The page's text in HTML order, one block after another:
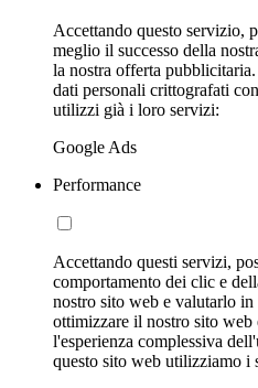
Accettando questo servizio,
meglio il successo della
la nostra offerta
dati personali crittografati
utilizzi già i loro servizi:
Google Ads
Performance
Accettando questi servizi,
comportamento dei clic e
nostro sito web e valutarlo
ottimizzare il nostro sito
l'esperienza complessiva
questo sito web utilizziamo i